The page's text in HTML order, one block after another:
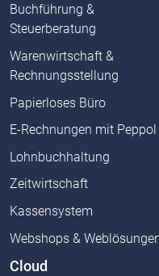
Buchführung &
Steuerberatung
Warenwirtschaft &
Rechnungsstellung
Papierloses Büro
E-Rechnungen mit Peppol
Lohnbuchhaltung
Zeitwirtschaft
Kassensystem
Webshops &
Cloud